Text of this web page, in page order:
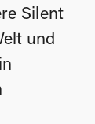
Silent
und